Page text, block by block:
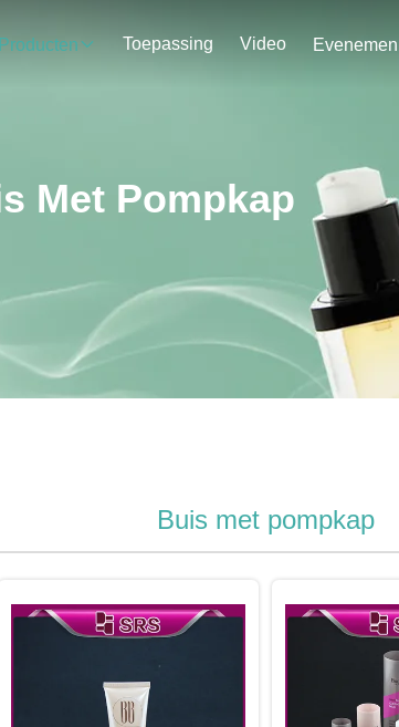
Producten Toepassing Video
Met Pompkap
Buis met pompkap